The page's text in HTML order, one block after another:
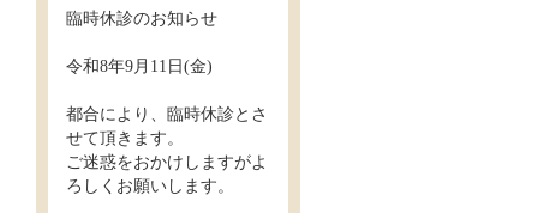
臨時休診のお知らせ
令和8年9月11日(金)
都合により、臨時休診とさ
せて頂きます。
ご迷惑をおかけしますがよ
ろしくお願いします。